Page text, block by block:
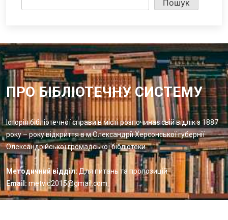
Пошук
ПРО БІБЛІОТЕЧНУ СИСТЕМУ
Історія бібліотечної справи в місті розпочинає свій відлік з 1887
року – року відкриття в м.Олександрії Херсонської губернії
Олександрійської громадської бібліотеки
Методичний відділ: Для питань та пропозицій
Email: metvid2015@gmail.com